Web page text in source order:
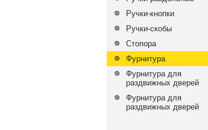
Ручки-кнопки
Ручки-скобы
Стопора
Фурнитура
Фурнитура для
раздвижных дверей
Фурнитура для
раздвижных дверей